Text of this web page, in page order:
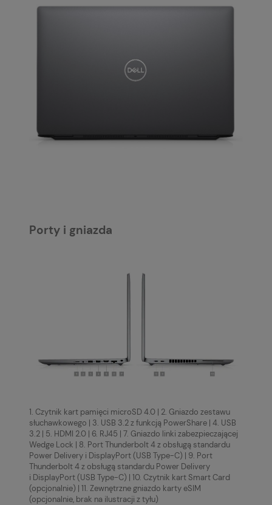
Porty i gniazda
1. Czytnik kart pamięci microSD 4.0 | 2. Gniazdo zestawu
słuchawkowego | 3. USB 3.2 z funkcją PowerShare | 4. USB
3.2 | 5. HDMI 2.0 | 6. RJ45 | 7. Gniazdo linki zabezpieczającej
Wedge Lock | 8. Port Thunderbolt 4 z obsługą standardu
Power Delivery i DisplayPort (USB Type-C) | 9. Port
Thunderbolt 4 z obsługą standardu Power Delivery
i DisplayPort (USB Type-C) | 10. Czytnik kart Smart Card
(opcjonalnie) | 11. Zewnętrzne gniazdo karty eSIM
(opcjonalnie, brak na ilustracji z tyłu)